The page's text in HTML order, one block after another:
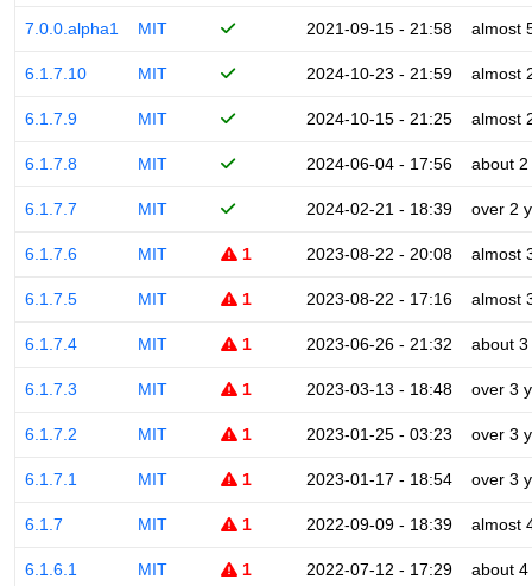
7.0.0.alpha1 MIT 2021-09-15 - 21:58 almost
6.1.7.10 MIT 2024-10-23 - 21:59 almost
6.1.7.9 MIT 2024-10-15 - 21:25 almost
6.1.7.8 MIT 2024-06-04 - 17:56 about
6.1.7.7 MIT 2024-02-21 - 18:39 over 2
6.1.7.6 MIT 1 2023-08-22 - 20:08 almost
6.1.7.5 MIT 1 2023-08-22 - 17:16 almost
6.1.7.4 MIT 1 2023-06-26 - 21:32 about
6.1.7.3 MIT 1 2023-03-13 - 18:48 over 3
6.1.7.2 MIT 1 2023-01-25 - 03:23 over 3
6.1.7.1 MIT 1 2023-01-17 - 18:54 over 3
6.1.7 MIT 1 2022-09-09 - 18:39 almost
6.1.6.1 MIT 1 2022-07-12 - 17:29 about